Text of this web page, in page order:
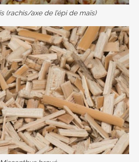
(rachis/axe de l’épi de maïs)